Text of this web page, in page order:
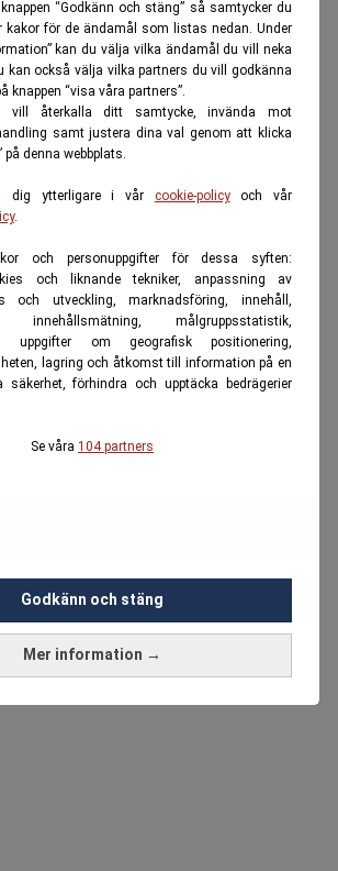
“Godkänn och stäng” så samtycker du
kakor för de ändamål som listas nedan. Under
kan du välja vilka ändamål du vill neka
kan också välja vilka partners du vill godkänna
knappen “visa våra partners”.
återkalla ditt samtycke, invända mot
samt justera dina val genom att klicka
på denna webbplats.
dig ytterligare i vår cookie-policyoch vår
.
och personuppgifter för dessa syften:
och liknande tekniker, anpassning av
och utveckling, marknadsföring, innehåll,
målgruppsstatistik,
uppgifter om geografisk positionering,
lagring och åtkomst till information på en
säkerhet, förhindra och upptäcka bedrägerier
Se våra 104 partners
Mer information →
Godkänn och stäng